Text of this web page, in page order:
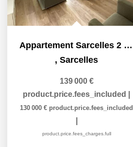
Appartement Sarcelles 2 pièce(s) 39 m2
, Sarcelles
139 000 €
product.price.fees_included
130 000 € product.price.fees_included
product.price.fees_charges.full